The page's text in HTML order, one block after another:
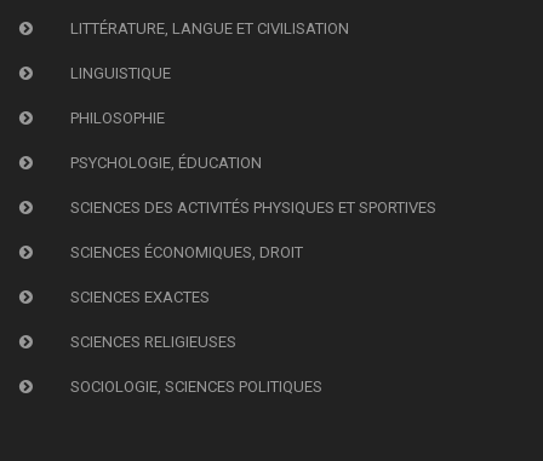
LITTÉRATURE, LANGUE ET CIVILISATION
LINGUISTIQUE
PHILOSOPHIE
PSYCHOLOGIE, ÉDUCATION
SCIENCES DES ACTIVITÉS PHYSIQUES ET SPORTIVES
SCIENCES ÉCONOMIQUES, DROIT
SCIENCES EXACTES
SCIENCES RELIGIEUSES
SOCIOLOGIE, SCIENCES POLITIQUES